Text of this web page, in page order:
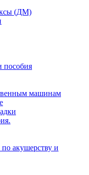
(ДМ)
пособия
машинам
акушерству и